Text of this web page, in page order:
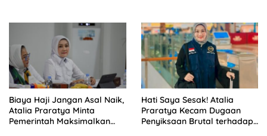
Biaya Haji Jangan Asal Naik,
Atalia Praratya Minta
Pemerintah Maksimalkan
Hati Saya Sesak! Atalia
Praratya Kecam Dugaan
Penyiksaan Brutal terhadap